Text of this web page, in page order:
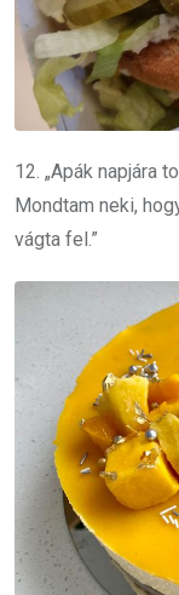
12. „Apák napjára
Mondtam neki,
vágta fel.”